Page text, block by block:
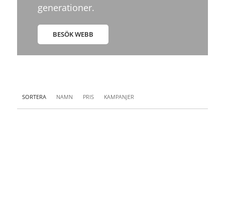
generationer.
BESÖK WEBB
SORTERA NAMN PRIS KAMPANJER